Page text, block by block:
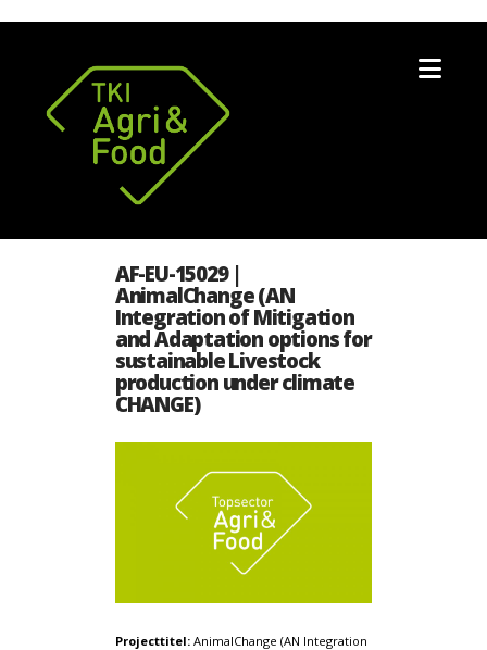
AF-EU-15029 |
AnimalChange (AN
Integration of Mitigation
and Adaptation options for
sustainable Livestock
production under climate
CHANGE)
Projecttitel:AnimalChange (AN Integration